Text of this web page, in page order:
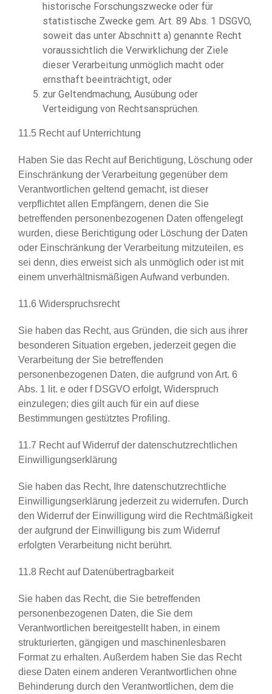
historische Forschungszwecke oder für
statistische Zwecke gem. Art. 89 Abs. 1 DSGVO,
soweit das unter Abschnitt a) genannte Recht
voraussichtlich die Verwirklichung der Ziele
dieser Verarbeitung unmöglich macht oder
ernsthaft beeinträchtigt, oder
zur Geltendmachung, Ausübung oder
Verteidigung von Rechtsansprüchen.
11.5 Recht auf Unterrichtung
Haben Sie das Recht auf Berichtigung, Löschung oder
Einschränkung der Verarbeitung gegenüber dem
Verantwortlichen geltend gemacht, ist dieser
verpflichtet allen Empfängern, denen die Sie
betreffenden personenbezogenen Daten offengelegt
wurden, diese Berichtigung oder Löschung der Daten
oder Einschränkung der Verarbeitung mitzuteilen, es
sei denn, dies erweist sich als unmöglich oder ist mit
einem unverhältnismäßigen Aufwand verbunden.
11.6 Widerspruchsrecht
Sie haben das Recht, aus Gründen, die sich aus ihrer
besonderen Situation ergeben, jederzeit gegen die
Verarbeitung der Sie betreffenden
personenbezogenen Daten, die aufgrund von Art. 6
Abs. 1 lit. e oder f DSGVO erfolgt, Widerspruch
einzulegen; dies gilt auch für ein auf diese
Bestimmungen gestütztes Profiling.
11.7 Recht auf Widerruf der datenschutzrechtlichen
Einwilligungserklärung
Sie haben das Recht, Ihre datenschutzrechtliche
Einwilligungserklärung jederzeit zu widerrufen. Durch
den Widerruf der Einwilligung wird die Rechtmäßigkeit
der aufgrund der Einwilligung bis zum Widerruf
erfolgten Verarbeitung nicht berührt.
11.8 Recht auf Datenübertragbarkeit
Sie haben das Recht, die Sie betreffenden
personenbezogenen Daten, die Sie dem
Verantwortlichen bereitgestellt haben, in einem
strukturierten, gängigen und maschinenlesbaren
Format zu erhalten. Außerdem haben Sie das Recht
diese Daten einem anderen Verantwortlichen ohne
Behinderung durch den Verantwortlichen, dem die